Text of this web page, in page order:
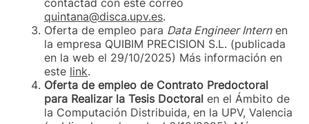
quintana@disca.upv.es.
Oferta de empleo para Data Engineer Internen
la empresa QUIBIM PRECISION S.L. (publicada
en la web el 29/10/2025) Más información en
este link.
Oferta de empleo de Contrato Predoctoral
para Realizar la Tesis Doctoral en el Ámbito de
la Computación Distribuida, en la UPV, Valencia